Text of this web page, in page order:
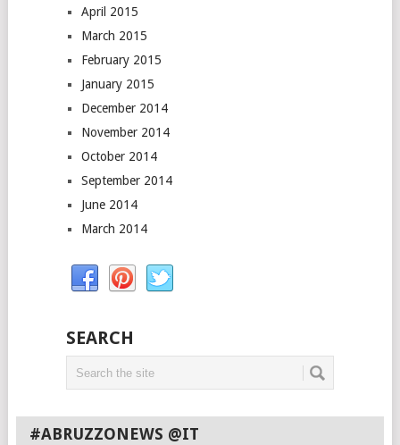
April 2015
March 2015
February 2015
January 2015
December 2014
November 2014
October 2014
September 2014
June 2014
March 2014
SEARCH
#ABRUZZONEWS @IT